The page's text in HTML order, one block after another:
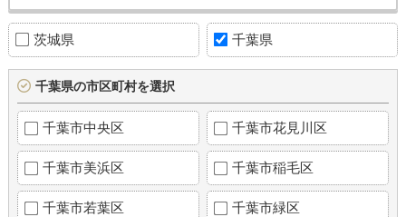
茨城県 千葉県
千葉県の市区町村を選択
千葉市中央区 千葉市花見川区
千葉市美浜区 千葉市稲毛区
千葉市若葉区 千葉市緑区